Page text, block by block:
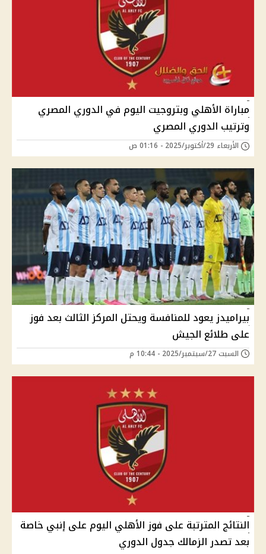
مباراة الأهلي وبتروجيت اليوم في الدوري المصري
وترتيب الدوري المصري
الأربعاء 29/أكتوبر/2025 - 01:16 ص
بيراميدز يعود للمنافسة ويحتل المركز الثالث بعد فوز
على طلائع الجيش
السبت 27/سبتمبر/2025 - 10:44 م
النتائج المترتبة على فوز الأهلي اليوم على إنبي خاصة
بعد تصدر الزمالك جدول الدوري